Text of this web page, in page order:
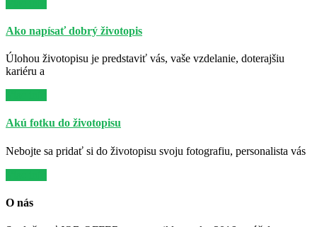
Ako napísať dobrý životopis
Úlohou životopisu je predstaviť vás, vaše vzdelanie, doterajšiu
kariéru a
Akú fotku do životopisu
Nebojte sa pridať si do životopisu svoju fotografiu, personalista vás
O nás